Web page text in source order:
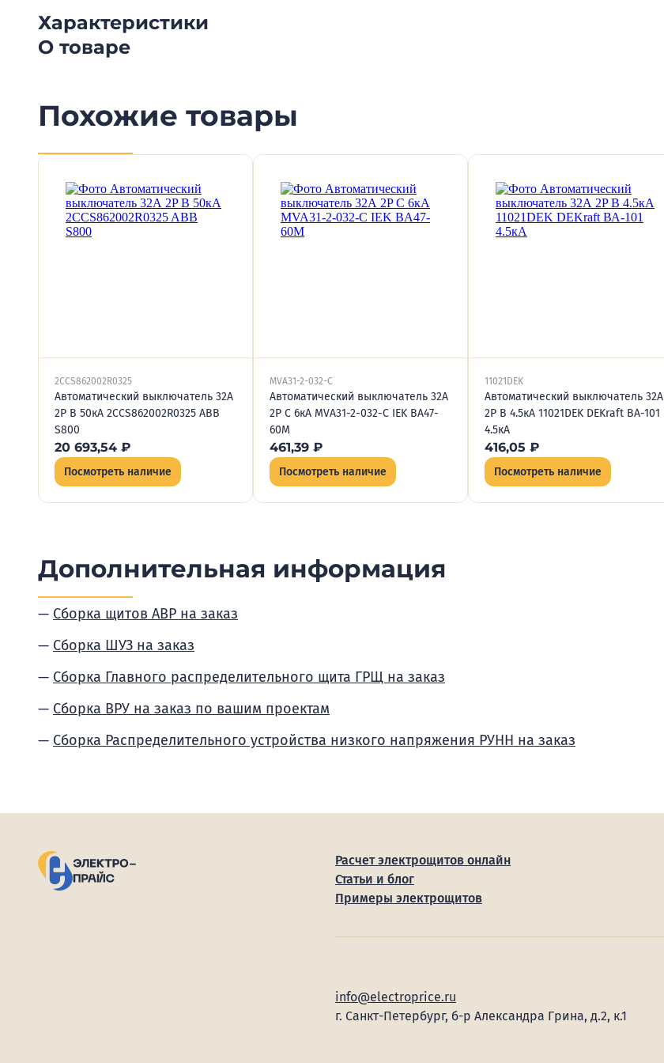
Характеристики
О товаре
Похожие товары
2CCS862002R0325
Автоматический выключатель 32А
2P B 50кА 2CCS862002R0325 ABB
S800
20 693,54 ₽
Посмотреть наличие
MVA31-2-032-C
Автоматический выключатель 32А
2P C 6кА MVA31-2-032-C IEK BA47-
60M
461,39 ₽
Посмотреть наличие
11021DEK
Автоматический выключатель 32А
2P B 4.5кА 11021DEK DEKraft ВА-101
4.5кА
416,05 ₽
Посмотреть наличие
Дополнительная информация
Сборка щитов АВР на заказ
Сборка ШУЗ на заказ
Сборка Главного распределительного щита ГРЩ на заказ
Сборка ВРУ на заказ по вашим проектам
Сборка Распределительного устройства низкого напряжения РУНН на заказ
Расчет электрощитов онлайн
Статьи и блог
Примеры электрощитов
info@electroprice.ru
г. Санкт-Петербург, б-р Александра Грина, д.2, к.1